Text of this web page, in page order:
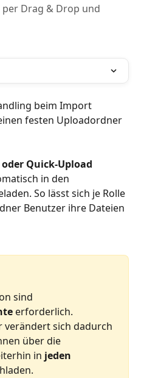
Drag & Drop und
beim Import
festen Uploadordner
Quick-Upload
in den
So lässt sich je Rolle
Benutzer ihre Dateien
sind
erforderlich.
sich dadurch
über die
in jeden